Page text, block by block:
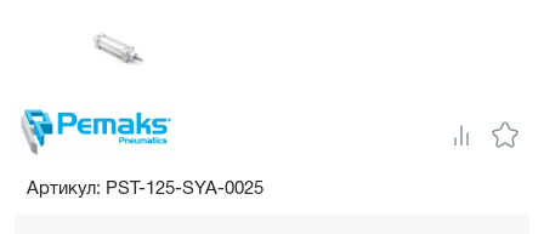
Артикул: PST-125-SYA-0025